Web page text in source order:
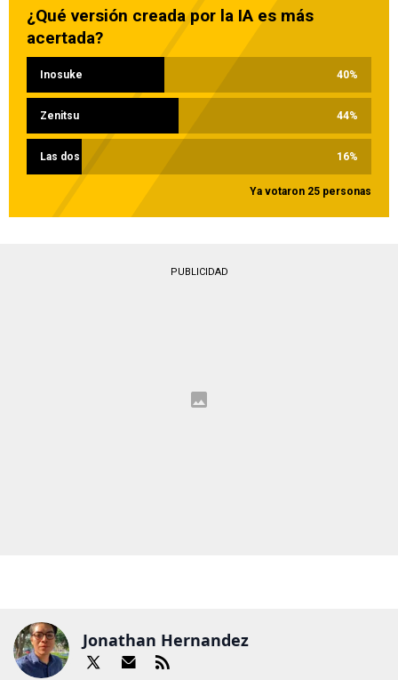
¿Qué versión creada por la IA es más
acertada?
Inosuke 40%
Zenitsu 44%
Las dos 16%
Ya votaron 25 personas
PUBLICIDAD
Jonathan Hernandez